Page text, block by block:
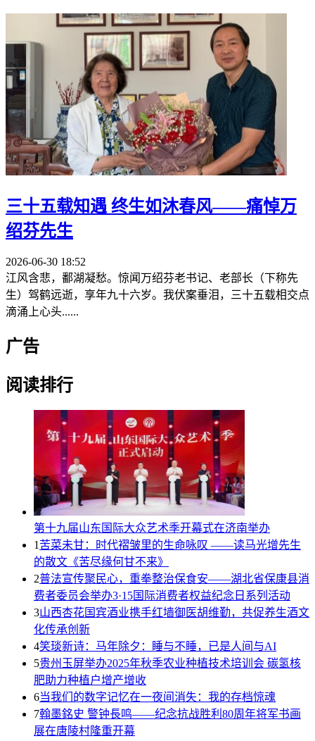
三十五载知遇 终生如沐春风——痛悼万
绍芬先生
2026-06-30 18:52
江风含悲，鄱湖凝愁。惊闻万绍芬老书记、老部长（下称先
生）驾鹤远逝，享年九十六岁。我伏案垂泪，三十五载相交点
滴涌上心头......
广告
阅读排行
第十九届山东国际大众艺术季开幕式在济南举办
1 苦菜未甘：时代褶皱里的生命咏叹 ——读马光增先生
的散文《苦尽缘何甘不来》
2普法宣传聚民心，重拳整治保食安——湖北省保康县消
费者委员会举办3·15国际消费者权益纪念日系列活动
3山西杏花国宾酒业携手红墙御医胡维勤，共促养生酒文
化传承创新
4笑琰新诗：马年除夕：睡与不睡，已是人间与AI
5贵州玉屏举办2025年秋季农业种植技术培训会 碳氢核
肥助力种植户增产增收
6当我们的数字记忆在一夜间消失：我的存档惊魂
7翰墨銘史 警钟長鸣——纪念抗战胜利80周年将军书画
展在唐陵村隆重开幕